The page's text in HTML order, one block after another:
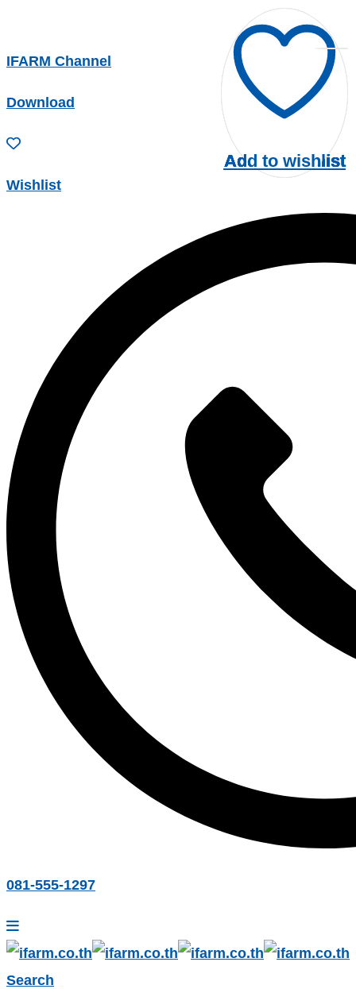
IFARM Channel
Download
Wishlist
081-555-1297
Search
Add to wishlist
Add to wishlist
Add to wishlist
Add to wishlist
Add to wishlist